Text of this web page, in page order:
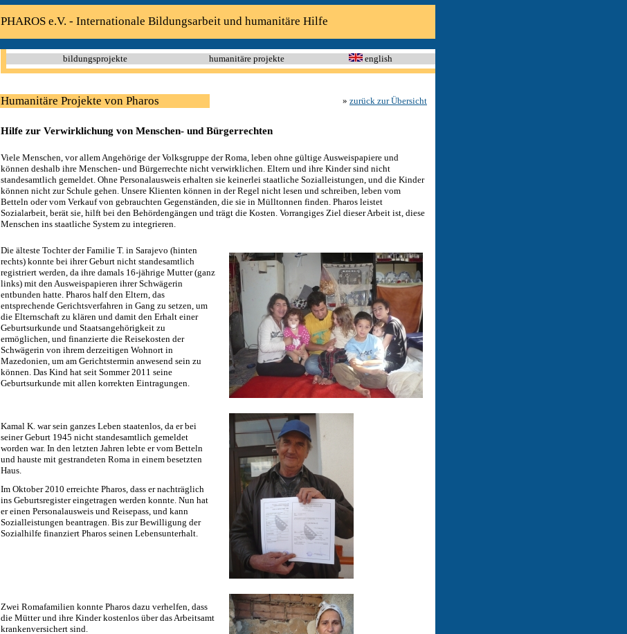
PHAROS e.V. - Internationale Bildungsarbeit und humanitäre Hilfe
bildungsprojekte humanitäre projekte english
Humanitäre Projekte von Pharos » zurück zur Übersicht
Hilfe zur Verwirklichung von Menschen- und Bürgerrechten
Viele Menschen, vor allem Angehörige der Volksgruppe der Roma, leben ohne gültige Ausweispapiere und
können deshalb ihre Menschen- und Bürgerrechte nicht verwirklichen. Eltern und ihre Kinder sind nicht
standesamtlich gemeldet. Ohne Personalausweis erhalten sie keinerlei staatliche Sozialleistungen, und die Kinder
können nicht zur Schule gehen. Unsere Klienten können in der Regel nicht lesen und schreiben, leben vom
Betteln oder vom Verkauf von gebrauchten Gegenständen, die sie in Mülltonnen finden. Pharos leistet
Sozialarbeit, berät sie, hilft bei den Behördengängen und trägt die Kosten. Vorrangiges Ziel dieser Arbeit ist, diese
Menschen ins staatliche System zu integrieren.
Die älteste Tochter der Familie T. in Sarajevo (hinten
rechts) konnte bei ihrer Geburt nicht standesamtlich
registriert werden, da ihre damals 16-jährige Mutter (ganz
links) mit den Ausweispapieren ihrer Schwägerin
entbunden hatte. Pharos half den Eltern, das
entsprechende Gerichtsverfahren in Gang zu setzen, um
die Elternschaft zu klären und damit den Erhalt einer
Geburtsurkunde und Staatsangehörigkeit zu
ermöglichen, und finanzierte die Reisekosten der
Schwägerin von ihrem derzeitigen Wohnort in
Mazedonien, um am Gerichtstermin anwesend sein zu
können. Das Kind hat seit Sommer 2011 seine
Geburtsurkunde mit allen korrekten Eintragungen.
Kamal K. war sein ganzes Leben staatenlos, da er bei
seiner Geburt 1945 nicht standesamtlich gemeldet
worden war. In den letzten Jahren lebte er vom Betteln
und hauste mit gestrandeten Roma in einem besetzten
Haus.
Im Oktober 2010 erreichte Pharos, dass er nachträglich
ins Geburtsregister eingetragen werden konnte. Nun hat
er einen Personalausweis und Reisepass, und kann
Sozialleistungen beantragen. Bis zur Bewilligung der
Sozialhilfe finanziert Pharos seinen Lebensunterhalt.
Zwei Romafamilien konnte Pharos dazu verhelfen, dass
die Mütter und ihre Kinder kostenlos über das Arbeitsamt
krankenversichert sind.